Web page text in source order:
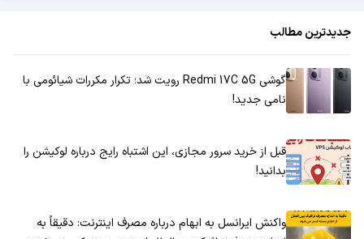
جدیدترین مطالب
گوشی Redmi 17C 5G رویت شد؛ تکرار مکررات شیائومی با
نامی جدید!
قبل از خرید سرور مجازی، این اشتباه رایج درباره لوکیشن را
بدانید!
واکنش ایرانسل به ابهام درباره مصرف اینترنت: دقیقاً به